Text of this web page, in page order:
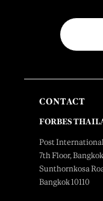
CONTACT
FORBES
Post
7th Floor,
Sunthornkosa
Bangkok 10110